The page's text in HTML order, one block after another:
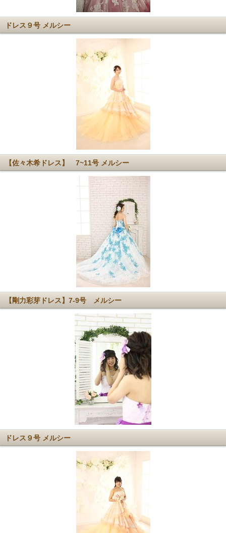
ドレス９号 メルシー
【佐々木希ドレス】 7~11号 メルシー
【剛力彩芽ドレス】7-9号 メルシー
ドレス９号 メルシー